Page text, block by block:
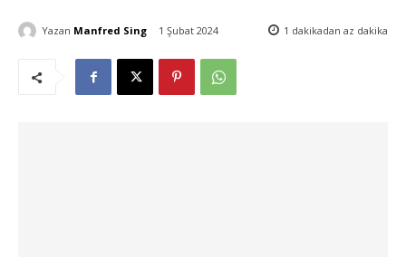
Yazan Manfred Sing 1 Şubat 2024 1 dakikadan az dakika